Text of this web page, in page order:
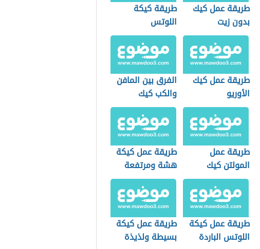
طريقة عمل كيك
بدون زيت
طريقة كيكة
اللوتس
طريقة عمل كيك
الأوريو
الفرق بين المافن
والكب كيك
طريقة عمل
المولتن كيك
طريقة عمل كيكة
هشة ومرتفعة
طريقة عمل كيكة
اللوتس الباردة
طريقة عمل كيكة
بسيطة ولذيذة